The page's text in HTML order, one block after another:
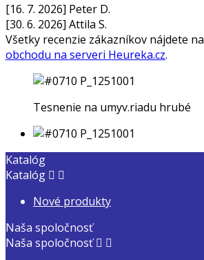
[16. 7. 2026] Peter D.
[30. 6. 2026] Attila S.
Všetky recenzie zákazníkov nájdete na
obchodu na serveri Heureka.cz.
Tesnenie na umyv.riadu hrubé
Katalóg
Katalóg  
Nové produkty
Naša spoločnosť
Naša spoločnosť  